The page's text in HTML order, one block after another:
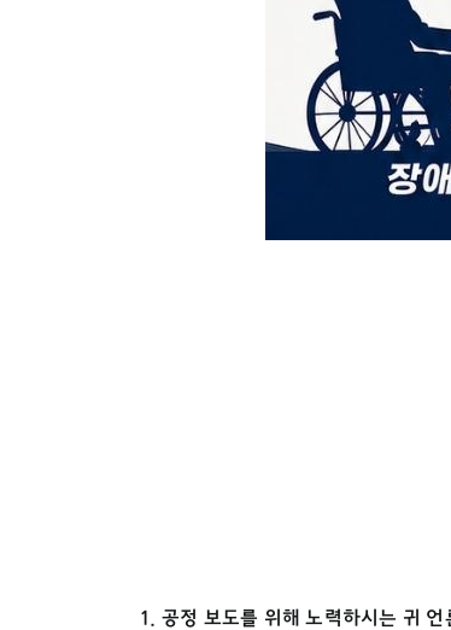
공정 보도를 위해 노력하시는 귀